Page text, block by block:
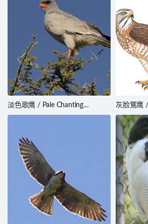
淡色歌鹰 / Pale Chanting
Goshawk / Melierax canorus
灰脸鵟鹰
Butastur